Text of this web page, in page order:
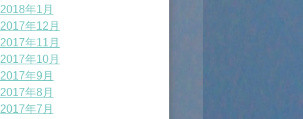
2018年1月
2017年12月
2017年11月
2017年10月
2017年9月
2017年8月
2017年7月